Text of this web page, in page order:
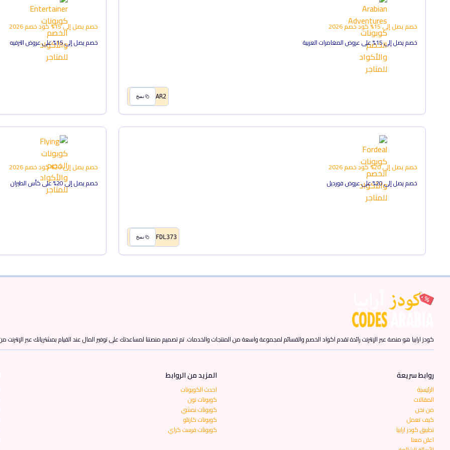
خصم يصل إلى 15% كود خصم2026
خصم يصل إلى 15% على عروض المغامرات العربية
AR2 نسخ
خصم يصل إلى 15% كود خصم2026
خصم يصل إلى 15% على عروض الترفيه
خصم يصل إلى 20% كود خصم2026
خصم يصل إلى 20% على عروض فورديل
FDL373 نسخ
خصم يصل إلى 20% كود خصم2026
خصم يصل إلى 20% على كأس الطيران
كودز ارابيا هو منصة عبر الإنترنت رائدة تقدم اكواد الخصم والقسائم لمجموعة واسعة من المنتجات والخدمات. تم تصميم منصتنا لمساعدتك على توفير المال عند القيام بمشترياتك عبر
روابط سريعة
الرئيسية
المقالات
من نحن
كيف تعمل
تطبيق كودز ارابيا
اعلن معنا
المزيد من الروابط
احدث الكوبونات
كوبونات نون
كوبونات نمشي
كوبونات كارتلو
كوبونات فرست كراي